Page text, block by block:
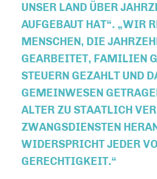
UNSER LAND ÜBER
AUFGEBAUT HAT“. „WIR
MENSCHEN, DIE
GEARBEITET, FAMILIEN
TEUERN GEZAHLT UND
EMEINWESEN
LTER ZU STAATLICH
WANGSDIENSTEN
IDERSPRICHT JEDER
ERECHTIGKEIT.“